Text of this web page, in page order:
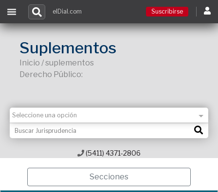
elDial.com Suscribirse
Suplementos
Inicio / suplementos
Derecho Público:
(5411) 4371-2806
Secciones